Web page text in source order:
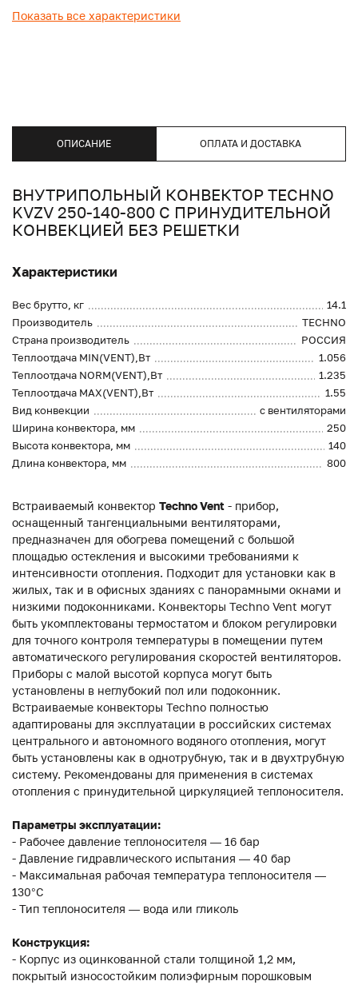
Показать все характеристики
ОПИСАНИЕ ОПЛАТА И ДОСТАВКА
ВНУТРИПОЛЬНЫЙ КОНВЕКТОР TECHNO
KVZV 250-140-800 С ПРИНУДИТЕЛЬНОЙ
КОНВЕКЦИЕЙ БЕЗ РЕШЕТКИ
Характеристики
Вес брутто, кг
14.1
Производитель
TECHNO
Страна производитель
РОССИЯ
Теплоотдача MIN(VENT),Вт
1.056
Теплоотдача NORM(VENT),Вт
1.235
Теплоотдача MAX(VENT),Вт
1.55
Вид конвекции
с вентиляторами
Ширина конвектора, мм
250
Высота конвектора, мм
140
Длина конвектора, мм
800
Встраиваемый конвектор Techno Vent - прибор,
оснащенный тангенциальными вентиляторами,
предназначен для обогрева помещений с большой
площадью остекления и высокими требованиями к
интенсивности отопления. Подходит для установки как в
жилых, так и в офисных зданиях с панорамными окнами и
низкими подоконниками. Конвекторы Techno Vent могут
быть укомплектованы термостатом и блоком регулировки
для точного контроля температуры в помещении путем
автоматического регулирования скоростей вентиляторов.
Приборы с малой высотой корпуса могут быть
установлены в неглубокий пол или подоконник.
Встраиваемые конвекторы Techno полностью
адаптированы для эксплуатации в российских системах
центрального и автономного водяного отопления, могут
быть установлены как в однотрубную, так и в двухтрубную
систему. Рекомендованы для применения в системах
отопления с принудительной циркуляцией теплоносителя.
Параметры эксплуатации:
- Рабочее давление теплоносителя — 16 бар
- Давление гидравлического испытания — 40 бар
- Максимальная рабочая температура теплоносителя —
130°С
- Тип теплоносителя — вода или гликоль
Конструкция:
- Корпус из оцинкованной стали толщиной 1,2 мм,
покрытый износостойким полиэфирным порошковым